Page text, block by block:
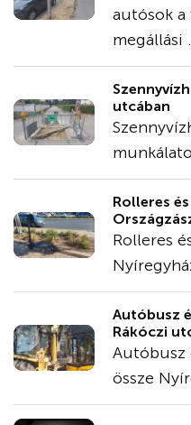
autósok a
megállási
utcában
Rolleres
Rolleres
Autóbusz
Rákóczi
Autóbusz
össze